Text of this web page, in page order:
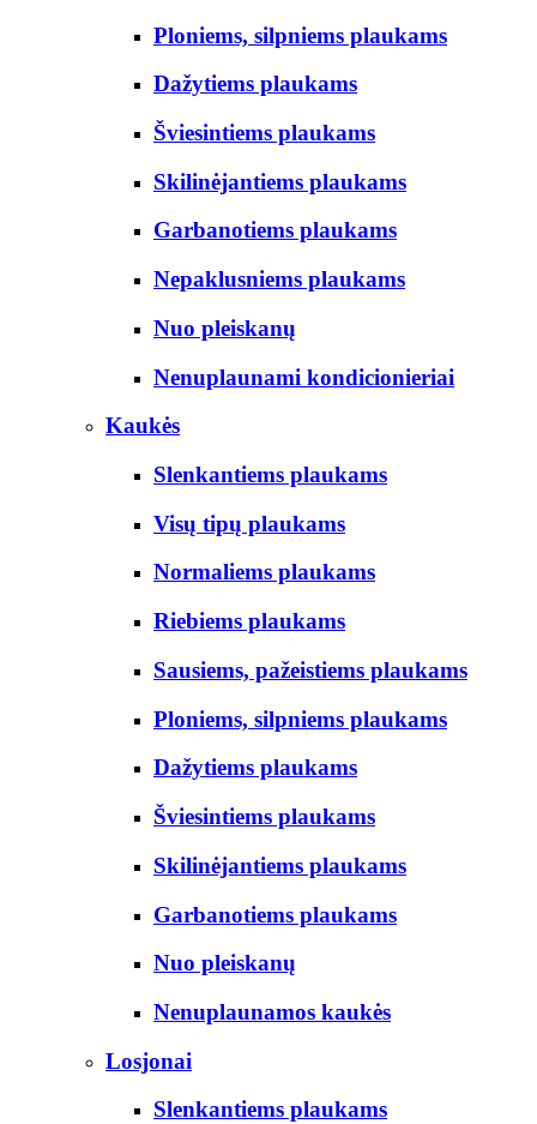
Ploniems, silpniems plaukams
Dažytiems plaukams
Šviesintiems plaukams
Skilinėjantiems plaukams
Garbanotiems plaukams
Nepaklusniems plaukams
Nuo pleiskanų
Nenuplaunami kondicionieriai
Kaukės
Slenkantiems plaukams
Visų tipų plaukams
Normaliems plaukams
Riebiems plaukams
Sausiems, pažeistiems plaukams
Ploniems, silpniems plaukams
Dažytiems plaukams
Šviesintiems plaukams
Skilinėjantiems plaukams
Garbanotiems plaukams
Nuo pleiskanų
Nenuplaunamos kaukės
Losjonai
Slenkantiems plaukams